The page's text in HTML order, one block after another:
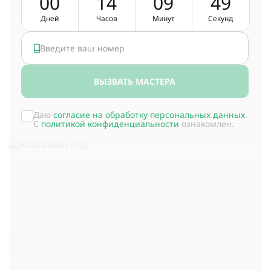
Дней Часов Минут Секунд
ВЫЗВАТЬ МАСТЕРА
Даю согласие на обработку персональных данных.
С политикой конфиденциальности ознакомлен.